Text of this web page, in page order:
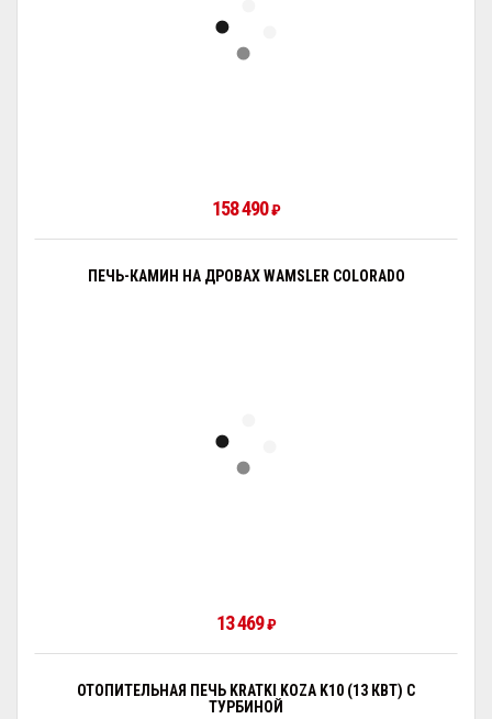
158 490₽
ПЕЧЬ-КАМИН НА ДРОВАХ WAMSLER COLORADO
13 469₽
ОТОПИТЕЛЬНАЯ ПЕЧЬ KRATKI KOZA K10 (13 КВТ) С
ТУРБИНОЙ